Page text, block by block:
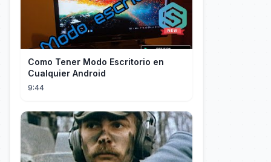
Como Tener Modo Escritorio en
Cualquier Android
9:44